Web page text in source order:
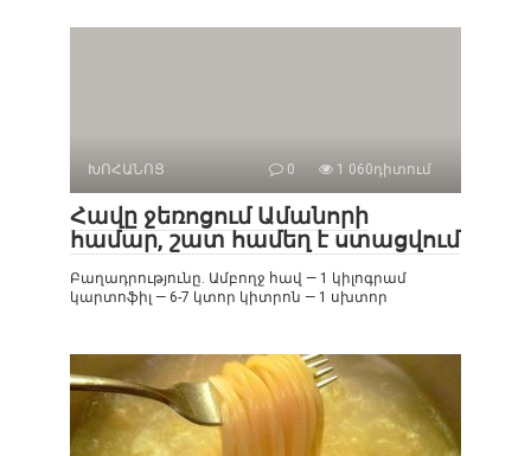
ԽՈՀԱՆՈՑ 0 1 060դիտում
Հավը ջեռոցում Ամանորի
համար, շատ համեղ է ստացվում
Բաղադրությունը. Ամբողջ հավ — 1 կիլոգրամ
կարտոֆիլ — 6-7 կտոր կիտրոն — 1 սխտոր